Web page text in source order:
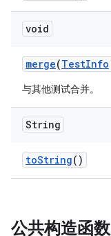
void
merge(TestInfo
与其他测试合并。
String
toString()
公共构造函数